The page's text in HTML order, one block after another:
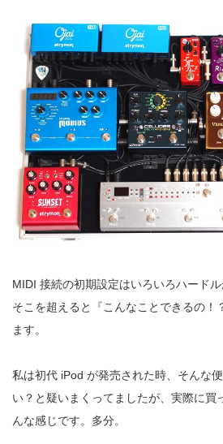
MIDI 接続の初期設定はいろいろハード
そこを超えると『こんなことできるの！
ます。
私は初代 iPod が発売された時、そんな
い？と疑いまくってましたが、実際に買
んな感じです。多分。